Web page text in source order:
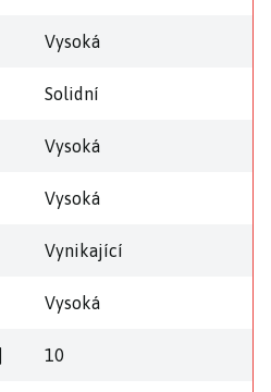
Vysoká
Solidní
Vysoká
Vysoká
Vynikající
Vysoká
10